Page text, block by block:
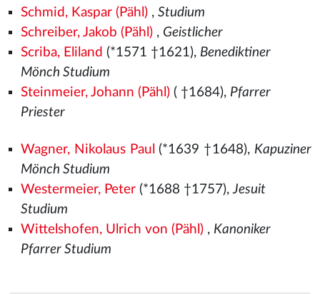
Schmid, Kaspar (Pähl), Studium
Schreiber, Jakob (Pähl), Geistlicher
Scriba, Eliland (*1571 †1621), Benediktiner
Mönch Studium
Steinmeier, Johann (Pähl)( †1684), Pfarrer
Priester
Wagner, Nikolaus Paul (*1639 †1648), Kapuziner
Mönch Studium
Westermeier, Peter(*1688 †1757),Jesuit
Studium
Wittelshofen, Ulrich von (Pähl), Kanoniker
Pfarrer Studium